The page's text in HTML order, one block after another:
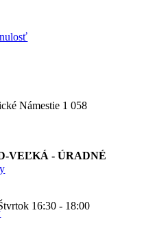
Námestie 1 058
VEĽKÁ - ÚRADNÉ
16:30 - 18:00